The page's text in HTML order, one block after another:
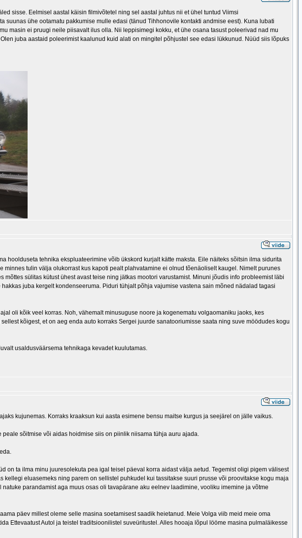
sisse. Eelmisel aastal käisin filmivõtetel ning sel aastal juhtus nii et ühel tuntud Viimsi
ühe ootamatu pakkumise mulle edasi (tänud Tihhonovile kontakti andmise eest). Kuna lubati
masin ei pruugi neile piisavalt ilus olla. Nii leppisimegi kokku, et ühe osana tasust poleerivad nad mu
juba aastaid poleerimist kaalunud kuid alati on mingitel põhjustel see edasi lükkunud. Nüüd siis lõpuks
hoolduseta tehnika ekspluateerimine võib ükskord kurjalt kätte maksta. Eile näiteks sõitsin ilma sidurita
minnes tulin välja olukorrast kus kapoti pealt plahvatamine ei olnud tõenäoliselt kaugel. Nimelt purunes
sülitas kütust ühest avast teise ning jätkas mootori varustamist. Minuni jõudis info probleemist läbi
juba kergelt kondenseeruma. Piduri tühjalt põhja vajumise vastena sain mõned nädalad tagasi
oli kõik veel korras. Noh, vähemalt minusuguse noore ja kogenematu volgaomaniku jaoks, kes
kõigest, et on aeg enda auto korraks Sergei juurde sanatooriumisse saata ning suve möödudes kogu
usaldusväärsema tehnikaga kevadet kuulutamas.
kujunemas. Korraks kraaksun kui aasta esimene bensu maitse kurgus ja seejärel on jälle vaikus.
sõitmise või aidas hoidmise siis on piinlik niisama tühja auru ajada.
on ta ilma minu juuresolekuta pea igal teisel päeval korra aidast välja aetud. Tegemist oligi pigem välisest
eluasemeks ning parem on sellistel puhkudel kui tassitakse suuri prusse või proovitakse kogu maja
parandamist aga muus osas oli tavapärane aku eelnev laadimine, vooliku imemine ja võtme
päev millest oleme selle masina soetamisest saadik heietanud. Meie Volga viib meid meie oma
Ettevaatust Autol ja teistel traditsioonilistel suveüritustel. Alles hooaja lõpul lööme masina pulmaläikesse